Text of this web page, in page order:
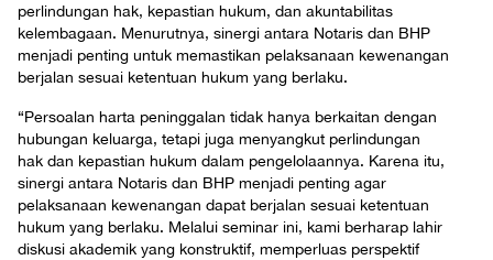
perlindungan hak, kepastian hukum, dan akuntabilitas
kelembagaan. Menurutnya, sinergi antara Notaris dan BHP
menjadi penting untuk memastikan pelaksanaan kewenangan
berjalan sesuai ketentuan hukum yang berlaku.
“Persoalan harta peninggalan tidak hanya berkaitan dengan
hubungan keluarga, tetapi juga menyangkut perlindungan
hak dan kepastian hukum dalam pengelolaannya. Karena itu,
sinergi antara Notaris dan BHP menjadi penting agar
pelaksanaan kewenangan dapat berjalan sesuai ketentuan
hukum yang berlaku. Melalui seminar ini, kami berharap lahir
diskusi akademik yang konstruktif, memperluas perspektif